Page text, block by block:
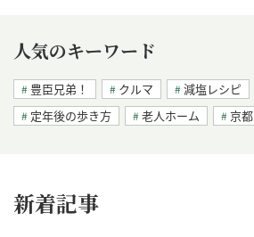
人気のキーワード
豊臣兄弟！ クルマ 減塩レシピ
定年後の歩き方
老人ホーム 京都
新着記事